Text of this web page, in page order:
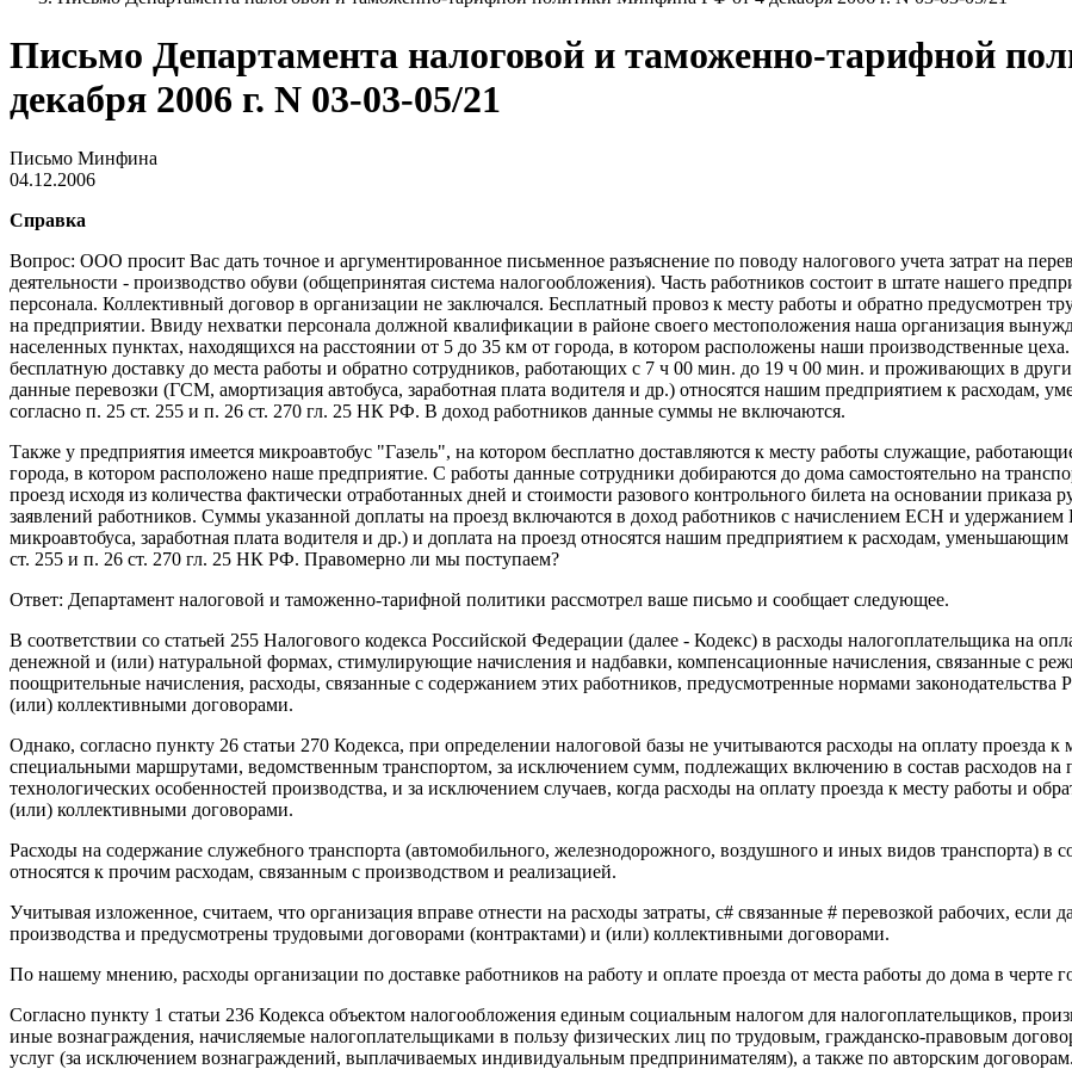
Письмо Департамента налоговой и таможенно-тарифной
декабря 2006 г. N 03-03-05/21
Письмо Минфина
04.12.2006
Справка
Вопрос: ООО просит Вас дать точное и аргументированное письменное разъяснение по поводу налогового учета затрат на
деятельности - производство обуви (общепринятая система налогообложения). Часть работников состоит в штате нашего
персонала. Коллективный договор в организации не заключался. Бесплатный провоз к месту работы и обратно предусмотрен
на предприятии. Ввиду нехватки персонала должной квалификации в районе своего местоположения наша организация
населенных пунктах, находящихся на расстоянии от 5 до 35 км от города, в котором расположены наши производственные
бесплатную доставку до места работы и обратно сотрудников, работающих с 7 ч 00 мин. до 19 ч 00 мин. и проживающих в
данные перевозки (ГСМ, амортизация автобуса, заработная плата водителя и др.) относятся нашим предприятием к расходам,
согласно п. 25 ст. 255 и п. 26 ст. 270 гл. 25 НК РФ. В доход работников данные суммы не включаются.
Также у предприятия имеется микроавтобус "Газель", на котором бесплатно доставляются к месту работы служащие,
города, в котором расположено наше предприятие. С работы данные сотрудники добираются до дома самостоятельно на
проезд исходя из количества фактически отработанных дней и стоимости разового контрольного билета на основании приказа
заявлений работников. Суммы указанной доплаты на проезд включаются в доход работников с начислением ЕСН и
микроавтобуса, заработная плата водителя и др.) и доплата на проезд относятся нашим предприятием к расходам,
ст. 255 и п. 26 ст. 270 гл. 25 НК РФ. Правомерно ли мы поступаем?
Ответ: Департамент налоговой и таможенно-тарифной политики рассмотрел ваше письмо и сообщает следующее.
В соответствии со статьей 255 Налогового кодекса Российской Федерации (далее - Кодекс) в расходы налогоплательщика на
денежной и (или) натуральной формах, стимулирующие начисления и надбавки, компенсационные начисления, связанные с
поощрительные начисления, расходы, связанные с содержанием этих работников, предусмотренные нормами
(или) коллективными договорами.
Однако, согласно пункту 26 статьи 270 Кодекса, при определении налоговой базы не учитываются расходы на оплату проезда
специальными маршрутами, ведомственным транспортом, за исключением сумм, подлежащих включению в состав расходов на
технологических особенностей производства, и за исключением случаев, когда расходы на оплату проезда к месту работы и
(или) коллективными договорами.
Расходы на содержание служебного транспорта (автомобильного, железнодорожного, воздушного и иных видов транспорта) в
относятся к прочим расходам, связанным с производством и реализацией.
Учитывая изложенное, считаем, что организация вправе отнести на расходы затраты, с# связанные # перевозкой рабочих,
производства и предусмотрены трудовыми договорами (контрактами) и (или) коллективными договорами.
По нашему мнению, расходы организации по доставке работников на работу и оплате проезда от места работы до дома в
Согласно пункту 1 статьи 236 Кодекса объектом налогообложения единым социальным налогом для налогоплательщиков,
иные вознаграждения, начисляемые налогоплательщиками в пользу физических лиц по трудовым, гражданско-правовым
услуг (за исключением вознаграждений, выплачиваемых индивидуальным предпринимателям), а также по авторским договорам.